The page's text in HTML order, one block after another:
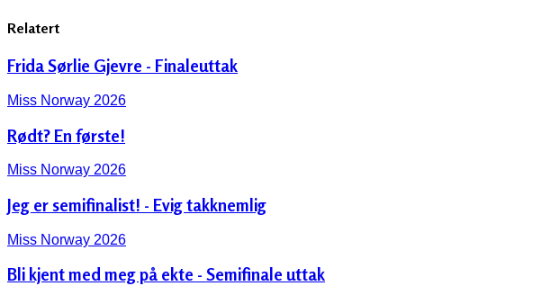
Relatert
Frida Sørlie Gjevre - Finaleuttak
Miss Norway 2026
Rødt? En første!
Miss Norway 2026
Jeg er semifinalist! - Evig takknemlig
Miss Norway 2026
Bli kjent med meg på ekte - Semifinale uttak